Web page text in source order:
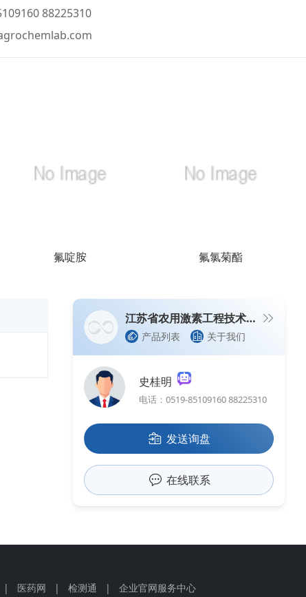
88225310
氟啶胺 氟氯菊酯
江苏省农用激素工程技术研究中心有限公司
产品列表 关于我们
史桂明
电话：0519-85109160 88225310
发送询盘
在线联系
| 医药网 | 检测通 | 企业官网服务中心